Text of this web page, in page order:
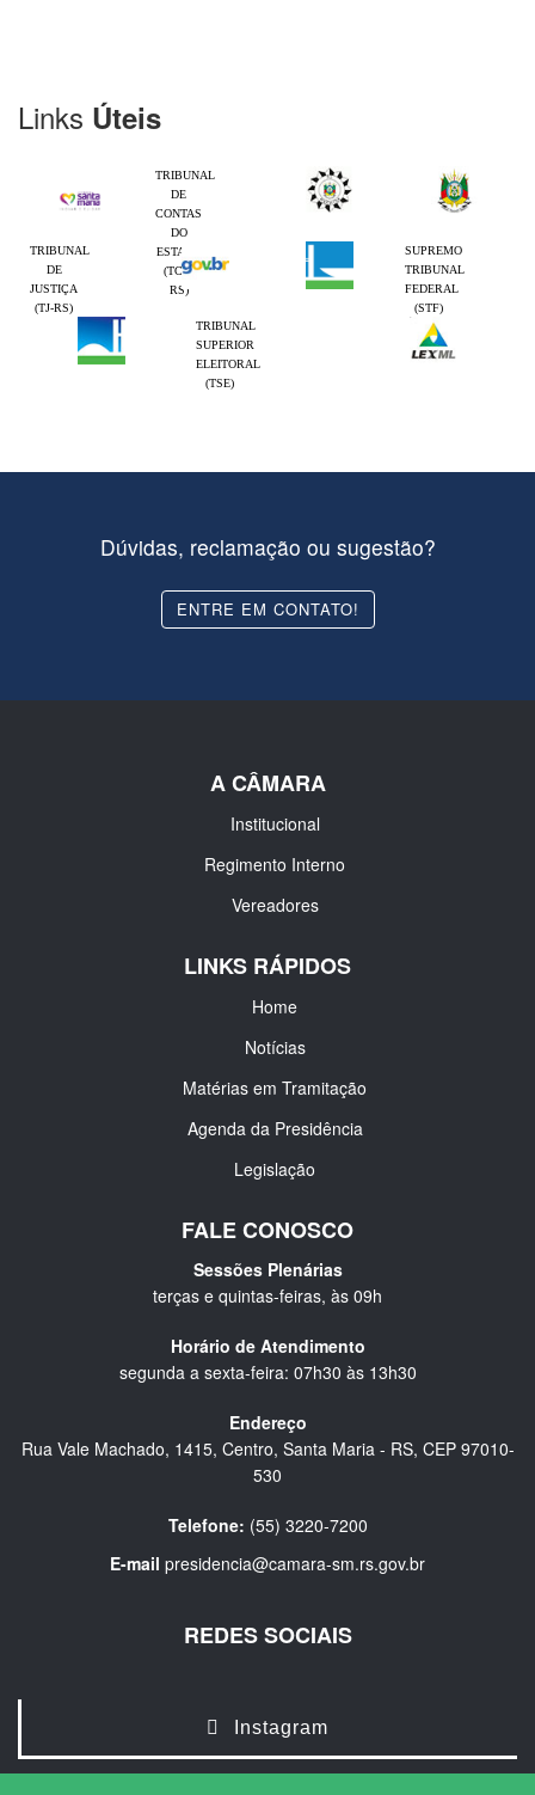
Links Úteis
TRIBUNAL
DE
CONTAS
DO
ESTADO
(TCE-
RS)
TRIBUNAL
DE
JUSTIÇA
(TJ-RS)
SUPREMO
TRIBUNAL
FEDERAL
(STF)
TRIBUNAL
SUPERIOR
ELEITORAL
(TSE)
Dúvidas, reclamação ou sugestão?
ENTRE EM CONTATO!
A CÂMARA
Institucional
Regimento Interno
Vereadores
LINKS RÁPIDOS
Home
Notícias
Matérias em Tramitação
Agenda da Presidência
Legislação
FALE CONOSCO
Sessões Plenárias
terças e quintas-feiras, às 09h
Horário de Atendimento
segunda a sexta-feira: 07h30 às 13h30
Endereço
Rua Vale Machado, 1415, Centro, Santa Maria - RS, CEP 97010-
530
Telefone: (55) 3220-7200
E-mail presidencia@camara-sm.rs.gov.br
REDES SOCIAIS
Instagram